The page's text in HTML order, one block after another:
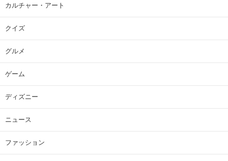
カルチャー・アート
クイズ
グルメ
ゲーム
ディズニー
ニュース
ファッション